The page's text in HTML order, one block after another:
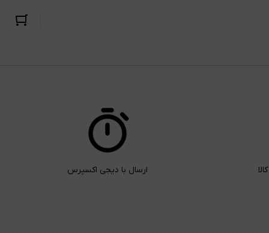
ارسال با دیجی اکسپرس